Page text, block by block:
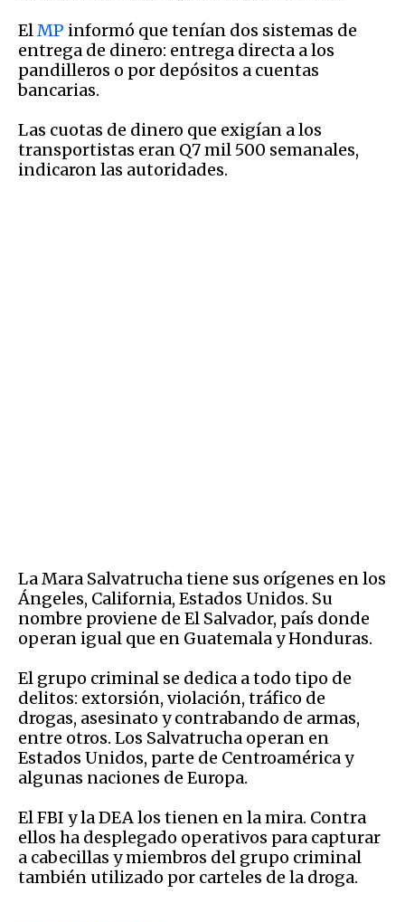
ElMP informó que tenían dos sistemas de
entrega de dinero: entrega directa a los
pandilleros o por depósitos a cuentas
bancarias.
Las cuotas de dinero que exigían a los
transportistas eran Q7 mil 500 semanales,
indicaron las autoridades.
La Mara Salvatrucha tiene sus orígenes en los
Ángeles, California, Estados Unidos. Su
nombre proviene de El Salvador, país donde
operan igual que en Guatemala y Honduras.
El grupo criminal se dedica a todo tipo de
delitos: extorsión, violación, tráfico de
drogas, asesinato y contrabando de armas,
entre otros. Los Salvatrucha operan en
Estados Unidos, parte de Centroamérica y
algunas naciones de Europa.
El FBI y la DEA los tienen en la mira. Contra
ellos ha desplegado operativos para capturar
a cabecillas y miembros del grupo criminal
también utilizado por carteles de la droga.